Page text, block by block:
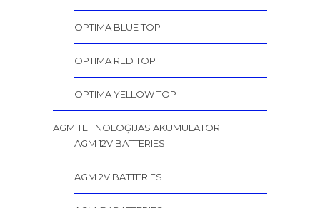
OPTIMA BLUE TOP
OPTIMA RED TOP
OPTIMA YELLOW TOP
AGM TEHNOLOĢIJAS AKUMULATORI
AGM 12V BATTERIES
AGM 2V BATTERIES